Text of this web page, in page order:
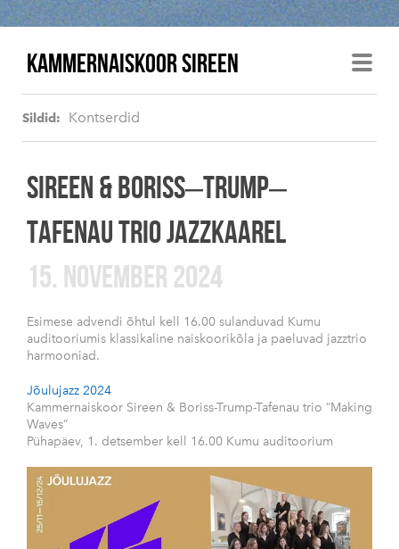
KAMMERNAISKOOR SIREEN
Sildid: Kontserdid
SIREEN & BORISS–TRUMP–
TAFENAU TRIO JAZZKAAREL
15. NOVEMBER 2024
Esimese advendi õhtul kell 16.00 sulanduvad Kumu
auditooriumis klassikaline naiskoorikõla ja paeluvad jazztrio
harmooniad.
Jõulujazz 2024
Kammernaiskoor Sireen & Boriss-Trump-Tafenau trio “Making
Waves“
Pühapäev, 1. detsember kell 16.00 Kumu auditoorium